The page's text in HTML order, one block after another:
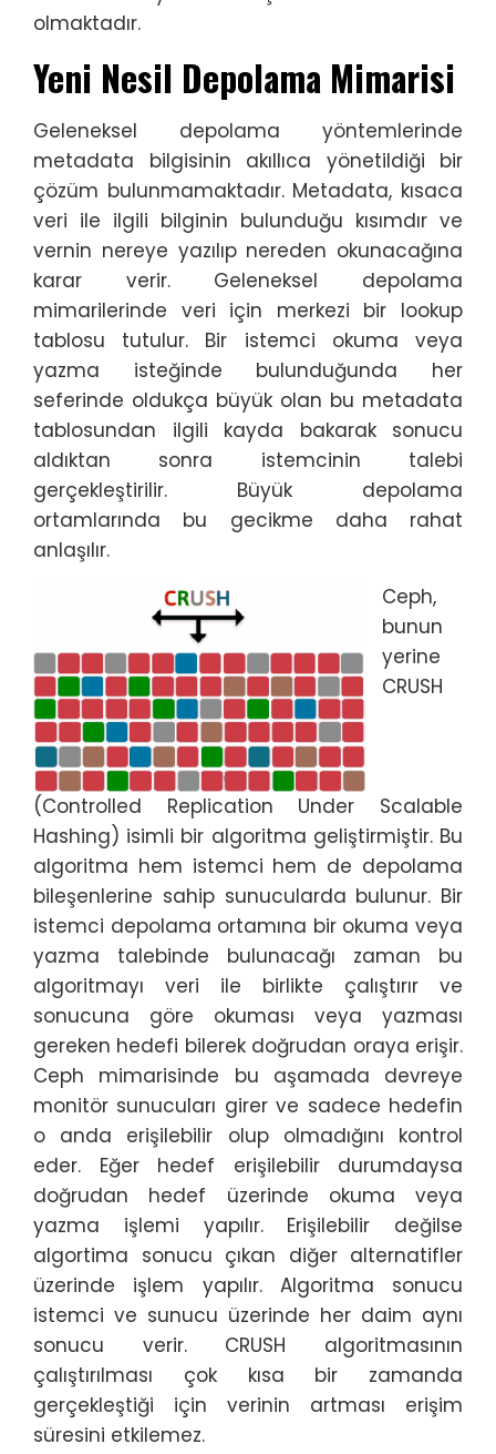
olmaktadır.
Yeni Nesil Depolama Mimarisi
Geleneksel depolama yöntemlerinde
metadata bilgisinin akıllıca yönetildiği bir
çözüm bulunmamaktadır. Metadata, kısaca
veri ile ilgili bilginin bulunduğu kısımdır ve
vernin nereye yazılıp nereden okunacağına
karar verir. Geleneksel depolama
mimarilerinde veri için merkezi bir lookup
tablosu tutulur. Bir istemci okuma veya
yazma isteğinde bulunduğunda her
seferinde oldukça büyük olan bu metadata
tablosundan ilgili kayda bakarak sonucu
aldıktan sonra istemcinin talebi
gerçekleştirilir. Büyük depolama
ortamlarında bu gecikme daha rahat
anlaşılır.
Ceph,
bunun
yerine
CRUSH
(Controlled Replication Under Scalable
Hashing) isimli bir algoritma geliştirmiştir. Bu
algoritma hem istemci hem de depolama
bileşenlerine sahip sunucularda bulunur. Bir
istemci depolama ortamına bir okuma veya
yazma talebinde bulunacağı zaman bu
algoritmayı veri ile birlikte çalıştırır ve
sonucuna göre okuması veya yazması
gereken hedefi bilerek doğrudan oraya erişir.
Ceph mimarisinde bu aşamada devreye
monitör sunucuları girer ve sadece hedefin
o anda erişilebilir olup olmadığını kontrol
eder. Eğer hedef erişilebilir durumdaysa
doğrudan hedef üzerinde okuma veya
yazma işlemi yapılır. Erişilebilir değilse
algortima sonucu çıkan diğer alternatifler
üzerinde işlem yapılır. Algoritma sonucu
istemci ve sunucu üzerinde her daim aynı
sonucu verir. CRUSH algoritmasının
çalıştırılması çok kısa bir zamanda
gerçekleştiği için verinin artması erişim
süresini etkilemez.